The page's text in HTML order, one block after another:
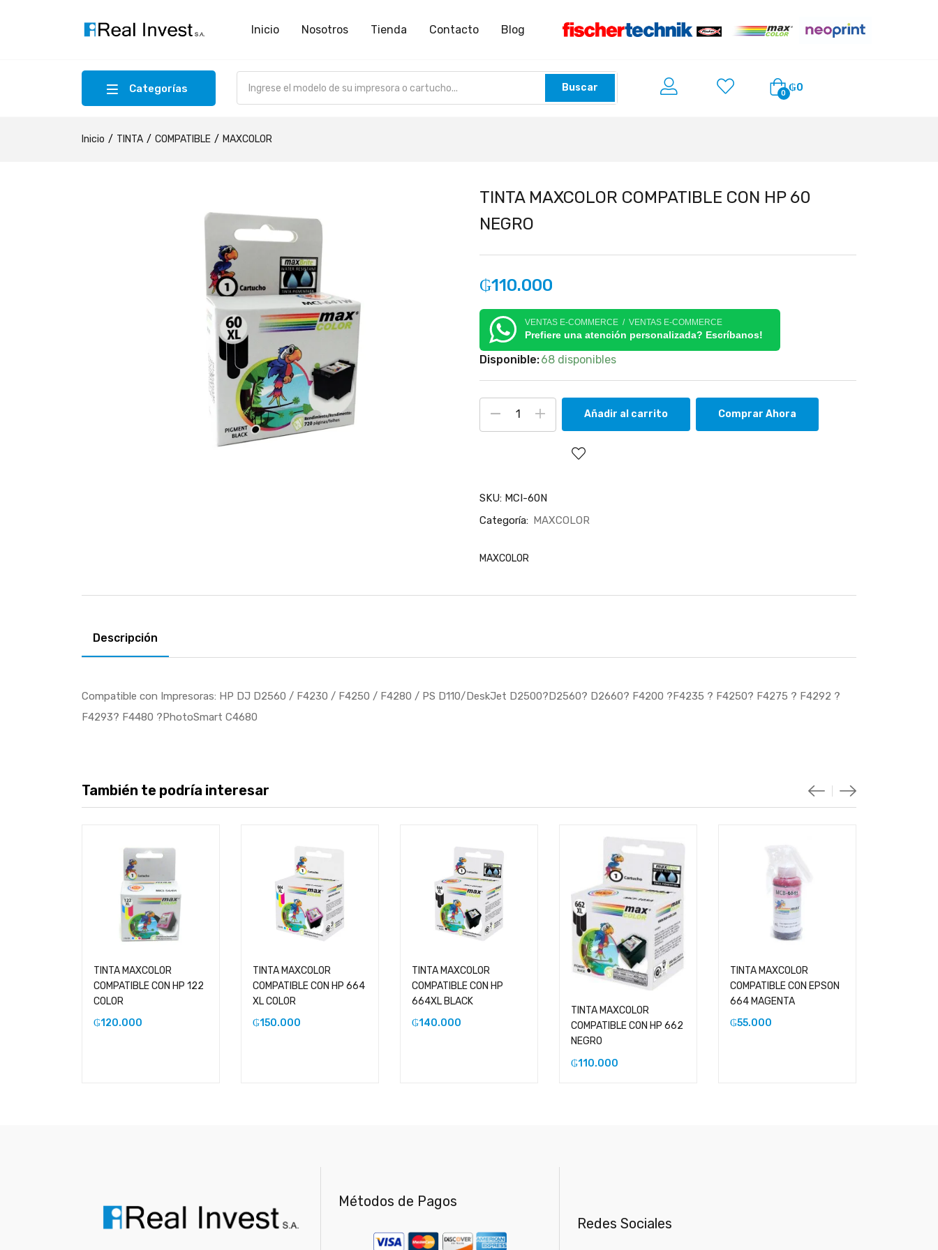
Inicio Nosotros Tienda Contacto Blog
Categorías Buscar 0 ₲0
Inicio TINTA COMPATIBLE MAXCOLOR
TINTA MAXCOLOR COMPATIBLE CON HP 60
NEGRO
₲110.000
VENTAS E-COMMERCE / VENTAS E-COMMERCE
Prefiere una atención personalizada? Escríbanos!
Disponible:68 disponibles
Añadir al carrito Comprar Ahora
SKU: MCI-60N
Categoría: MAXCOLOR
MAXCOLOR
Descripción
Compatible con Impresoras: HP DJ D2560 / F4230 / F4250 / F4280 / PS D110/DeskJet D2500?D2560? D2660? F4200 ?F4235 ? F4250? F4275 ? F4292 ?
F4293? F4480 ?PhotoSmart C4680
También te podría interesar
TINTA MAXCOLOR
COMPATIBLE CON HP 122
COLOR
₲120.000
TINTA MAXCOLOR
COMPATIBLE CON HP 664
XL COLOR
₲150.000
TINTA MAXCOLOR
COMPATIBLE CON HP
664XL BLACK
₲140.000
TINTA MAXCOLOR
COMPATIBLE CON HP 662
NEGRO
₲110.000
TINTA MAXCOLOR
COMPATIBLE CON EPSON
664 MAGENTA
₲55.000
Métodos de Pagos
Redes Sociales